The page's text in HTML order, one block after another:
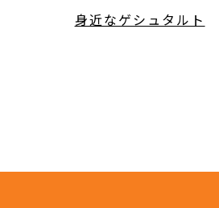
身近なゲシュタルト